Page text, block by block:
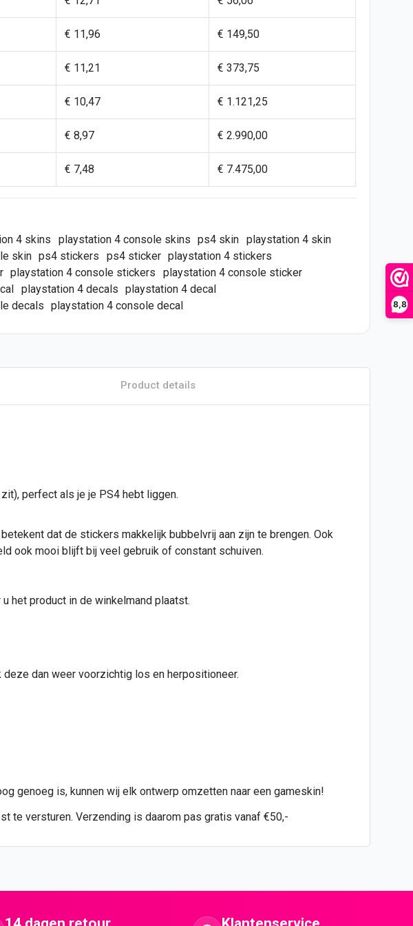
8,8
€ 11,96 € 149,50
€ 11,21 € 373,75
€ 10,47 € 1.121,25
€ 8,97 € 2.990,00
€ 7,48 € 7.475,00
4 skins playstation 4 console skins ps4 skin playstation 4 skin
skin ps4 stickers ps4 sticker playstation 4 stickers
playstation 4 console stickers
playstation 4 console sticker
playstation 4 decals playstation 4 decal
decals playstation 4 console decal
Product details
perfect als je je PS4 hebt liggen.
dat de stickers makkelijk bubbelvrij aan zijn te brengen. Ook
ook mooi blijft bij veel gebruik of constant schuiven.
het product in de winkelmand plaatst.
deze dan weer voorzichtig los en herpositioneer.
genoeg is, kunnen wij elk ontwerp omzetten naar een gameskin!
te versturen. Verzending is daarom pas gratis vanaf €50,-